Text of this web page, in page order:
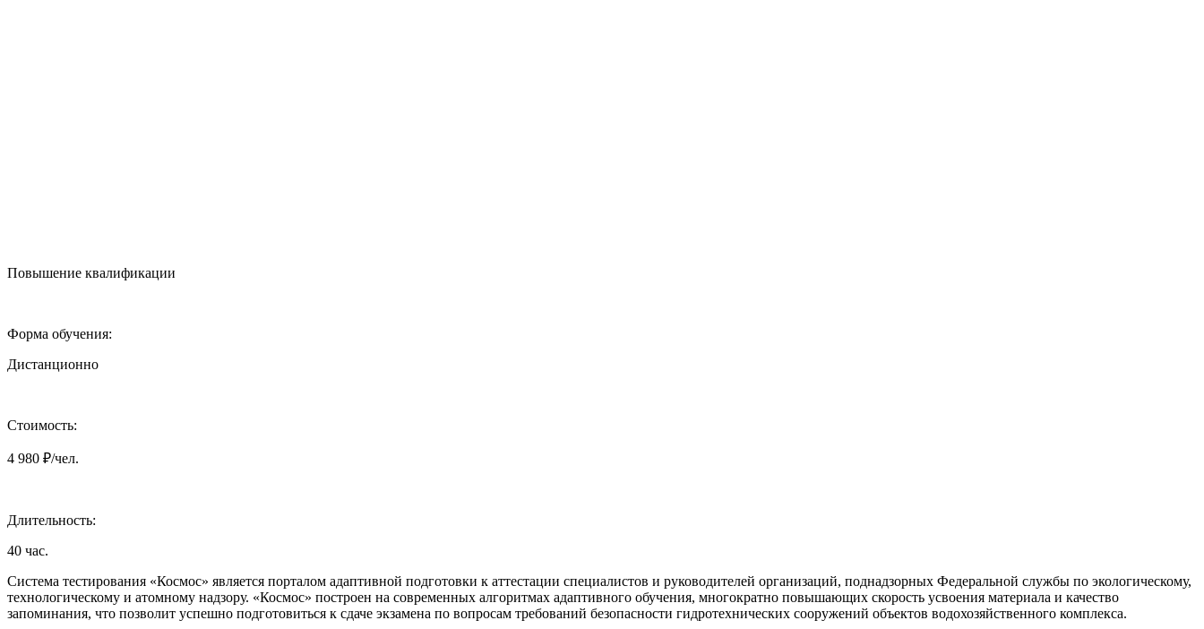
Повышение квалификации
Форма обучения:
Дистанционно
Стоимость:
4 980 ₽/чел.
Длительность:
40 час.
Система тестирования «Космос» является порталом адаптивной подготовки к аттестации специалистов и руководителей организаций, поднадзорных Федеральной службы по экологическому,
технологическому и атомному надзору. «Космос» построен на современных алгоритмах адаптивного обучения, многократно повышающих скорость усвоения материала и качество
запоминания, что позволит успешно подготовиться к сдаче экзамена по вопросам требований безопасности гидротехнических сооружений объектов водохозяйственного комплекса.